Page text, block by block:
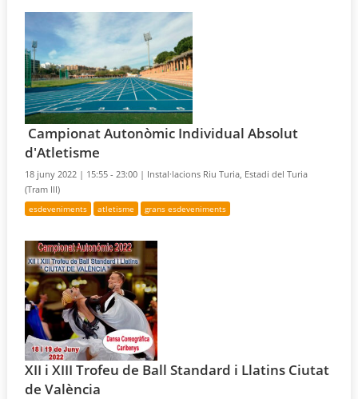
Campionat Autonòmic Individual Absolut
d'Atletisme
18 juny 2022 | 15:55 - 23:00 | Instal·lacions Riu Turia, Estadi del Turia
(Tram III)
esdeveniments atletisme grans esdeveniments
XII i XIII Trofeu de Ball Standard i Llatins Ciutat
de València